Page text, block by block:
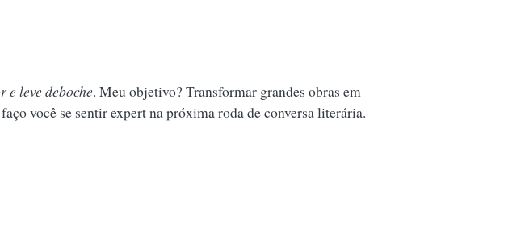
e leve deboche. Meu objetivo? Transformar grandes obras em
você se sentir expert na próxima roda de conversa literária.